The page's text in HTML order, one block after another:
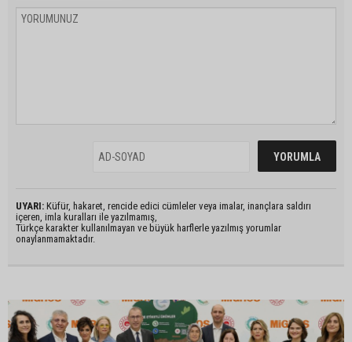
UYARI: Küfür, hakaret, rencide edici cümleler veya imalar, inançlara saldırı
içeren, imla kuralları ile yazılmamış,
Türkçe karakter kullanılmayan ve büyük harflerle yazılmış yorumlar
onaylanmamaktadır.